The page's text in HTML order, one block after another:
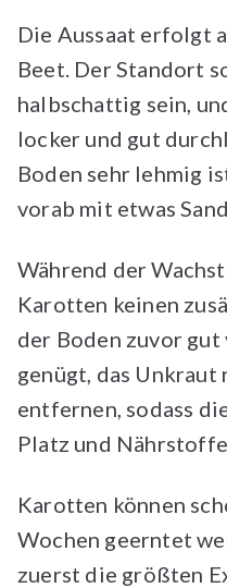
Die Aussaat erfolgt
Beet. Der Standort
halbschattig sein,
locker und gut
Boden sehr lehmig
vorab mit etwas
Während der
Karotten keinen
der Boden zuvor
genügt, das Unkraut
entfernen, sodass
Platz und Nährstoffe
Karotten können
Wochen geerntet
zuerst die größten